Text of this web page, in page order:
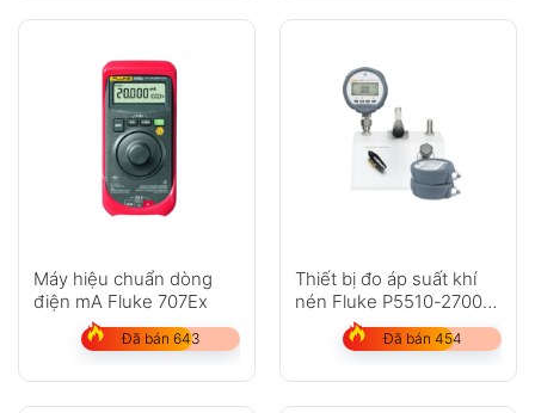
Máy hiệu chuẩn dòng
điện mA Fluke 707Ex
Đã bán 643
Thiết bị đo áp suất khí
nén Fluke P5510-2700G,
P5513-2700G
Đã bán 454